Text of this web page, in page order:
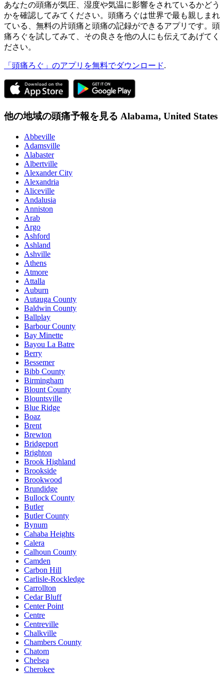
あなたの頭痛が気圧、湿度や気温に影響をされているかどう
かを確認してみてください。頭痛ろぐは世界で最も親しまれ
ている、無料の片頭痛と頭痛の記録ができるアプリです。頭
痛ろぐを試してみて、その良さを他の人にも伝えてあげてく
ださい。
「頭痛ろぐ」のアプリを無料でダウンロード.
他の地域の頭痛予報を見る Alabama, United States
Abbeville
Adamsville
Alabaster
Albertville
Alexander City
Alexandria
Aliceville
Andalusia
Anniston
Arab
Argo
Ashford
Ashland
Ashville
Athens
Atmore
Attalla
Auburn
Autauga County
Baldwin County
Ballplay
Barbour County
Bay Minette
Bayou La Batre
Berry
Bessemer
Bibb County
Birmingham
Blount County
Blountsville
Blue Ridge
Boaz
Brent
Brewton
Bridgeport
Brighton
Brook Highland
Brookside
Brookwood
Brundidge
Bullock County
Butler
Butler County
Bynum
Cahaba Heights
Calera
Calhoun County
Camden
Carbon Hill
Carlisle-Rockledge
Carrollton
Cedar Bluff
Center Point
Centre
Centreville
Chalkville
Chambers County
Chatom
Chelsea
Cherokee